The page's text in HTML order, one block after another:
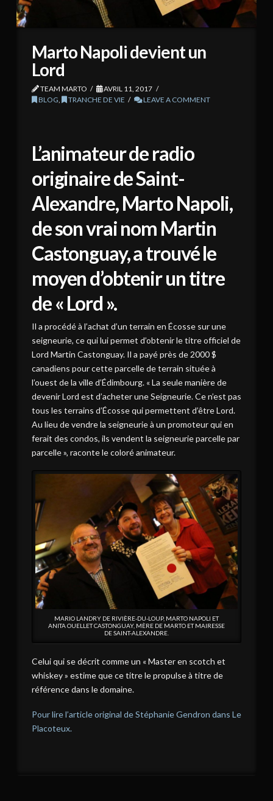
Marto Napoli devient un
Lord
TEAM MARTO
AVRIL 11, 2017
BLOG, TRANCHE DE VIE LEAVE A COMMENT
L’animateur de radio
originaire de Saint-
Alexandre, Marto Napoli,
de son vrai nom Martin
Castonguay, a trouvé le
moyen d’obtenir un titre
de « Lord ».
Il a procédé à l’achat d’un terrain en Écosse sur une
seigneurie, ce qui lui permet d’obtenir le titre officiel de
Lord Martin Castonguay. Il a payé près de 2000 $
canadiens pour cette parcelle de terrain située à
l’ouest de la ville d’Édimbourg. « La seule manière de
devenir Lord est d’acheter une Seigneurie. Ce n’est pas
tous les terrains d’Écosse qui permettent d’être Lord.
Au lieu de vendre la seigneurie à un promoteur qui en
ferait des condos, ils vendent la seigneurie parcelle par
parcelle », raconte le coloré animateur.
MARIO LANDRY DE RIVIÈRE-DU-LOUP, MARTO NAPOLI ET
ANITA OUELLET CASTONGUAY, MÈRE DE MARTO ET MAIRESSE
DE SAINT-ALEXANDRE.
Celui qui se décrit comme un « Master en scotch et
whiskey » estime que ce titre le propulse à titre de
référence dans le domaine.
Pour lire l’article original de Stéphanie Gendron dans Le
Placoteux.